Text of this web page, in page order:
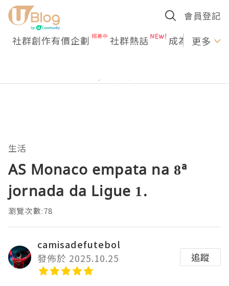
會員登記
社群創作有價企劃 社群熱話 成為U更多
生活
AS Monaco empata na 8ª
jornada da Ligue 1.
瀏覽次數:78
camisadefutebol
發佈於 2025.10.25
追蹤